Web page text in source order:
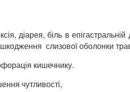
діарея, біль в
слизової оболонки
кишечнику.
чутливості,